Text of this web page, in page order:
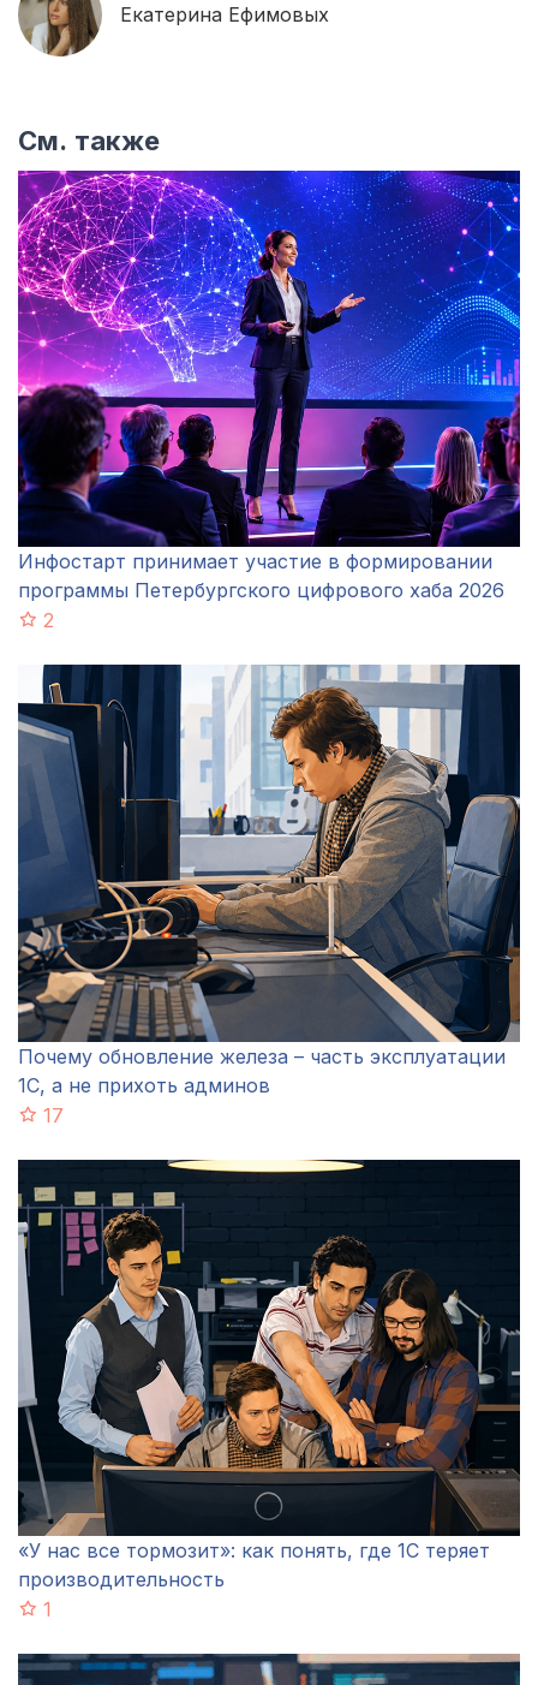
Екатерина Ефимовых
См. также
Инфостарт принимает участие в формировании
программы Петербургского цифрового хаба 2026
2
Почему обновление железа – часть эксплуатации
1С, а не прихоть админов
17
«У нас все тормозит»: как понять, где 1С теряет
производительность
1